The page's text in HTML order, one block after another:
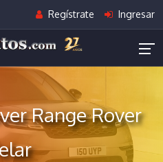
Regístrate Ingresar
Range Rover